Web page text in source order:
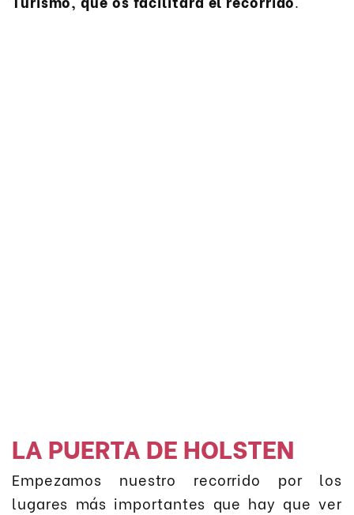
LA PUERTA DE HOLSTEN
Empezamos nuestro recorrido por los
lugares más importantes que hay que ver